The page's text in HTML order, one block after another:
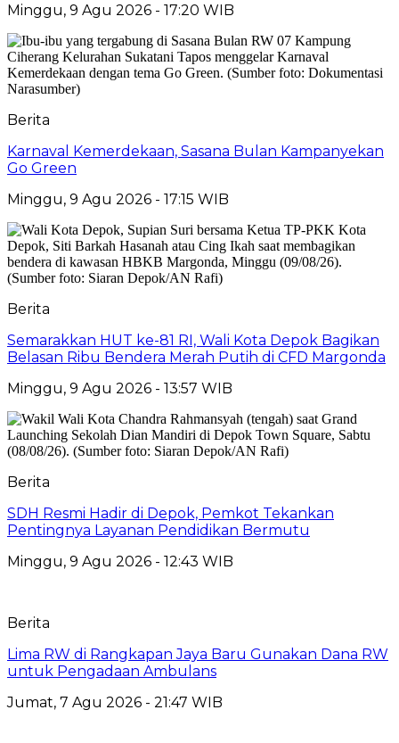
Minggu, 9 Agu 2026 - 17:20 WIB
Berita
Karnaval Kemerdekaan, Sasana Bulan Kampanyekan
Go Green
Minggu, 9 Agu 2026 - 17:15 WIB
Berita
Semarakkan HUT ke-81 RI, Wali Kota Depok Bagikan
Belasan Ribu Bendera Merah Putih di CFD Margonda
Minggu, 9 Agu 2026 - 13:57 WIB
Berita
SDH Resmi Hadir di Depok, Pemkot Tekankan
Pentingnya Layanan Pendidikan Bermutu
Minggu, 9 Agu 2026 - 12:43 WIB
Berita
Lima RW di Rangkapan Jaya Baru Gunakan Dana RW
untuk Pengadaan Ambulans
Jumat, 7 Agu 2026 - 21:47 WIB